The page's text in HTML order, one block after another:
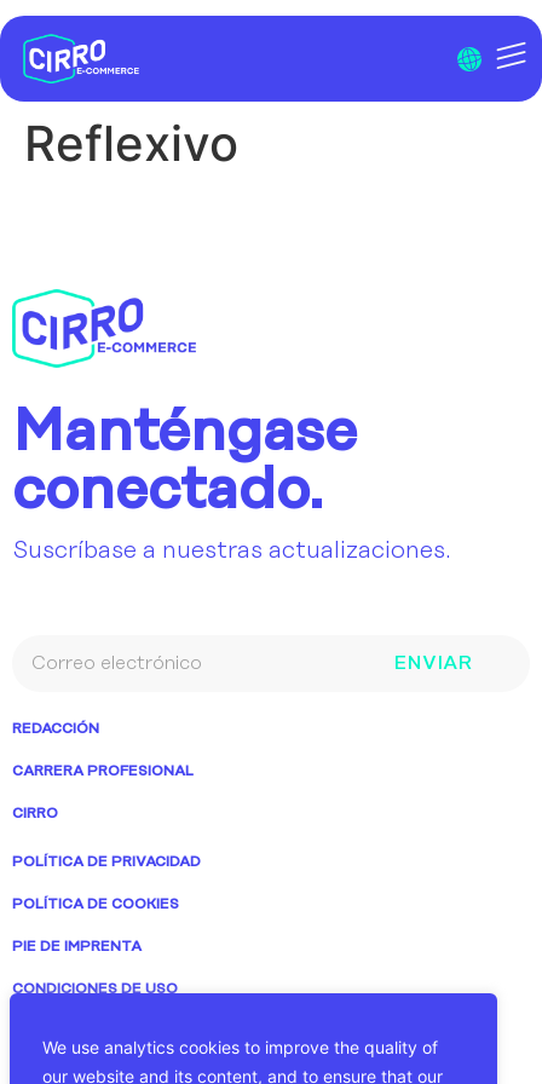
We use analytics cookies to improve the quality of
our website and its content, and to ensure that our
Menu
Reflexivo
Manténgase
conectado.
Suscríbase a nuestras actualizaciones.
ENVIAR
REDACCIÓN
CARRERA PROFESIONAL
CIRRO
POLÍTICA DE PRIVACIDAD
POLÍTICA DE COOKIES
PIE DE IMPRENTA
CONDICIONES DE USO